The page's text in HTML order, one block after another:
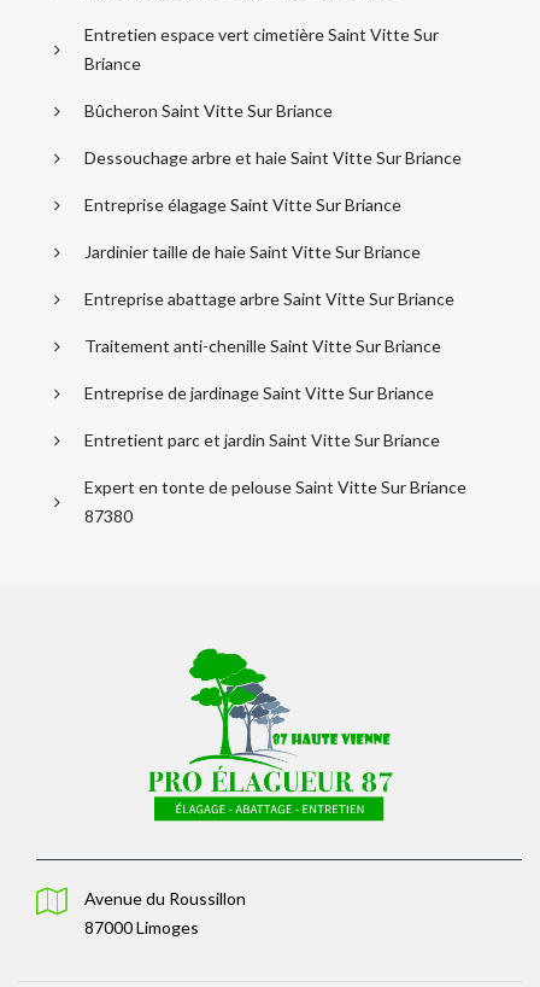
Entretien espace vert cimetière Saint Vitte Sur
Briance
Bûcheron Saint Vitte Sur Briance
Dessouchage arbre et haie Saint Vitte Sur Briance
Entreprise élagage Saint Vitte Sur Briance
Jardinier taille de haie Saint Vitte Sur Briance
Entreprise abattage arbre Saint Vitte Sur Briance
Traitement anti-chenille Saint Vitte Sur Briance
Entreprise de jardinage Saint Vitte Sur Briance
Entretient parc et jardin Saint Vitte Sur Briance
Expert en tonte de pelouse Saint Vitte Sur Briance
87380
Avenue du Roussillon
87000 Limoges